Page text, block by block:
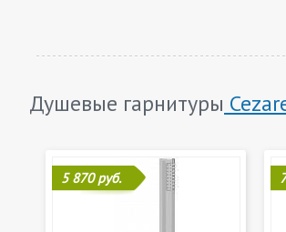
Душевые гарнитуры
5 870 руб.